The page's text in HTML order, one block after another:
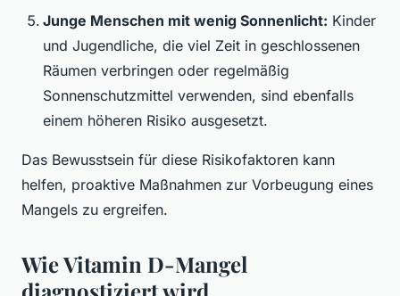
Junge Menschen mit wenig Sonnenlicht: Kinder
und Jugendliche, die viel Zeit in geschlossenen
Räumen verbringen oder regelmäßig
Sonnenschutzmittel verwenden, sind ebenfalls
einem höheren Risiko ausgesetzt.
Das Bewusstsein für diese Risikofaktoren kann
helfen, proaktive Maßnahmen zur Vorbeugung eines
Mangels zu ergreifen.
Wie Vitamin D-Mangel
diagnostiziert wird